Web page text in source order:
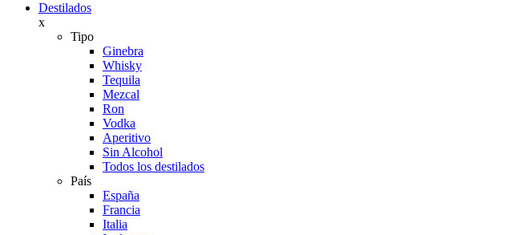
Destilados
x
Tipo
Ginebra
Whisky
Tequila
Mezcal
Ron
Vodka
Aperitivo
Sin Alcohol
Todos los destilados
País
España
Francia
Italia